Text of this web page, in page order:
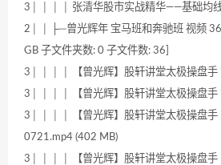
3│ │ │ │ 张清华股市实战精华——基础均
2│ │ ├─曾光辉年 宝马班和奔驰班 视频
GB 子文件夹数: 0 子文件数: 36]
3│ │ │ │ 【曾光辉】股轩讲堂太极操盘手
3│ │ │ │ 【曾光辉】股轩讲堂太极操盘手
3│ │ │ │ 【曾光辉】股轩讲堂太极操盘手
0721.mp4 (402 MB)
3│ │ │ │ 【曾光辉】股轩讲堂太极操盘手